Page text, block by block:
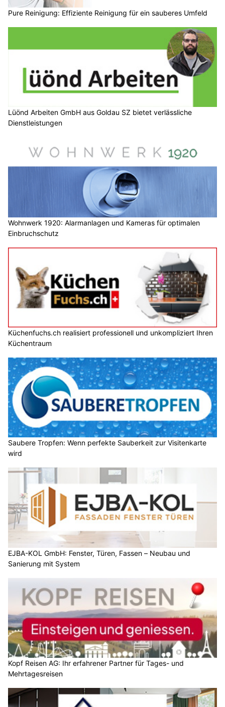
Pure Reinigung: Effiziente Reinigung für ein sauberes Umfeld
Lüönd Arbeiten GmbH aus Goldau SZ bietet verlässliche
Dienstleistungen
Wohnwerk 1920: Alarmanlagen und Kameras für optimalen
Einbruchschutz
Küchenfuchs.ch realisiert professionell und unkompliziert Ihren
Küchentraum
Saubere Tropfen: Wenn perfekte Sauberkeit zur Visitenkarte
wird
EJBA-KOL GmbH: Fenster, Türen, Fassen – Neubau und
Sanierung mit System
Kopf Reisen AG: Ihr erfahrener Partner für Tages- und
Mehrtagesreisen